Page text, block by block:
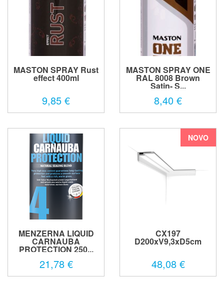
MASTON SPRAY Rust
effect 400ml
9,85 €
MASTON SPRAY ONE
RAL 8008 Brown
Satin- S...
8,40 €
MENZERNA LIQUID
CARNAUBA
PROTECTION 250...
21,78 €
NOVO
CX197
D200xV9,3xD5cm
48,08 €